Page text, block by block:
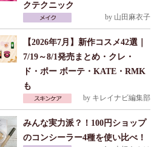
クテクニック
by 山田麻衣子
【2026年7月】新作コスメ42選｜
7/19～8/1発売まとめ・クレ・
ド・ポー ボーテ・KATE・RMK
も
by キレイナビ編集部
みんな実力派？！100円ショップ
のコンシーラー4種を使い比べ！